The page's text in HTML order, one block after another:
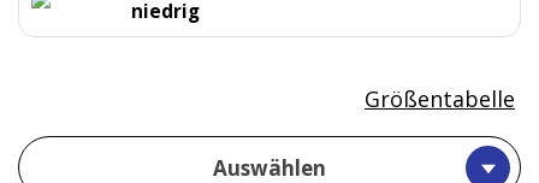
niedrig
Auswählen
Größentabelle